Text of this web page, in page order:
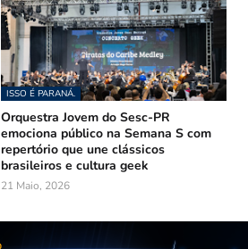
ISSO É PARANÁ.
Orquestra Jovem do Sesc-PR
emociona público na Semana S com
repertório que une clássicos
brasileiros e cultura geek
21 Maio, 2026